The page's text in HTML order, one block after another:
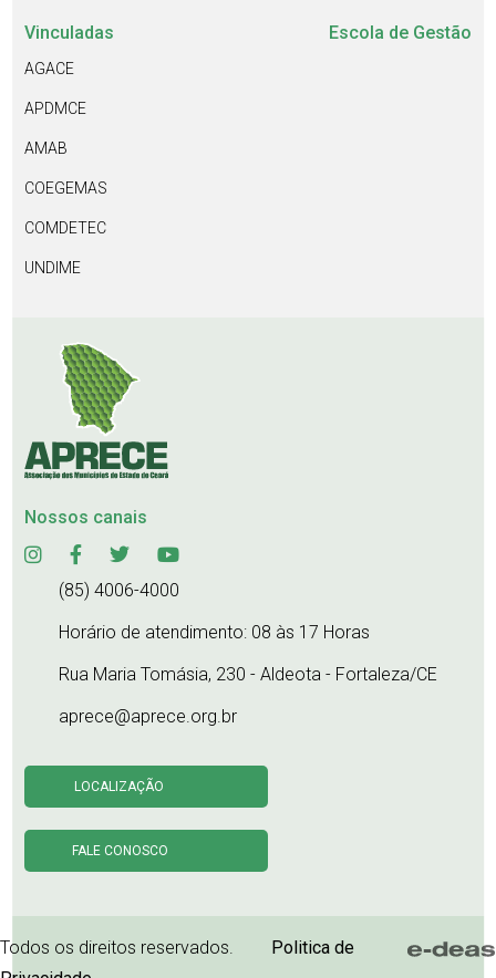
Vinculadas
AGACE
APDMCE
AMAB
COEGEMAS
COMDETEC
UNDIME
Escola de Gestão
Nossos canais
(85) 4006-4000
Horário de atendimento: 08 às 17 Horas
Rua Maria Tomásia, 230 - Aldeota - Fortaleza/CE
aprece@aprece.org.br
LOCALIZAÇÃO
FALE CONOSCO
Todos os direitos reservados.
Politica de